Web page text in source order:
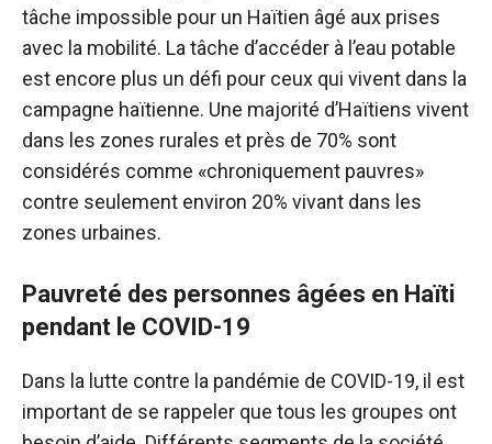
tâche impossible pour un Haïtien âgé aux prises
avec la mobilité. La tâche d’accéder à l’eau potable
est encore plus un défi pour ceux qui vivent dans la
campagne haïtienne. Une majorité d’Haïtiens vivent
dans les zones rurales et près de 70% sont
considérés comme «chroniquement pauvres»
contre seulement environ 20% vivant dans les
zones urbaines.
Pauvreté des personnes âgées en Haïti
pendant le COVID-19
Dans la lutte contre la pandémie de COVID-19, il est
important de se rappeler que tous les groupes ont